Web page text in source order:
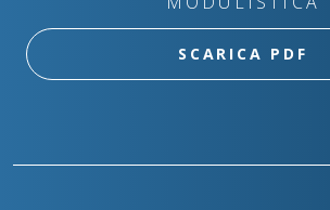
SCARICA PDF